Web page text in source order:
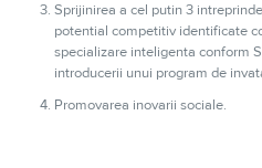
Sprijinirea a cel putin 3
potential competitiv identificate
specializare inteligenta conform
introducerii unui program de
Promovarea inovarii sociale.